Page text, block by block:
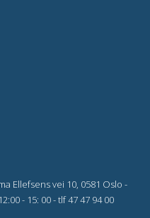
Ellefsens vei 10, 0581 Oslo -
- 15: 00 - tlf 47 47 94 00